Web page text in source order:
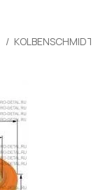
KOLBENSCHMIDT